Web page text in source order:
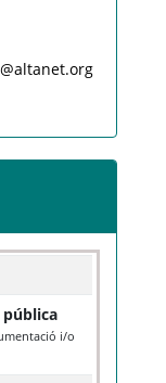
pública
i/o